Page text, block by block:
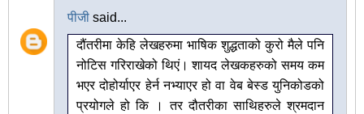
पीजी said...
दौंतरीमा केहि लेखहरुमा भाषिक शुद्धताको कुरो मैले पनि
नोटिस गरिराखेको थिएं। शायद लेखकहरुको समय कम
भएर दोहोर्याएर हेर्न नभ्याएर हो वा वेब बेस्ड युनिकोडको
प्रयोगले हो कि । तर दौतरीका साथिहरुले श्रमदान